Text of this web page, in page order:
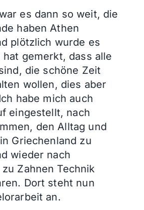
es dann so weit, die
haben Athen
plötzlich wurde es
hat gemerkt, dass alle
die schöne Zeit
wollen, dies aber
habe mich auch
eingestellt, nach
den Alltag und
Griechenland zu
wieder nach
Zahnen Technik
Dort steht nun
an.